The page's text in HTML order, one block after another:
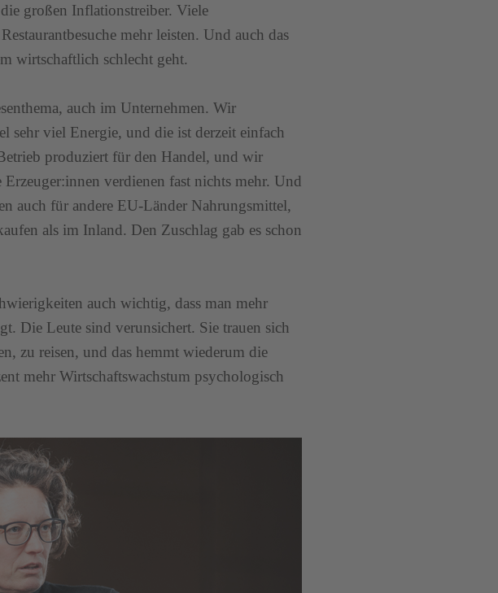
großen Inflationstreiber. Viele
mehr leisten. Und auch das
wirtschaftlich schlecht geht.
auch im Unternehmen. Wir
sehr viel Energie, und die ist derzeit einfach
produziert für den Handel, und wir
verdienen fast nichts mehr. Und
auch für andere EU-Länder Nahrungsmittel,
als im Inland. Den Zuschlag gab es schon
auch wichtig, dass man mehr
Die Leute sind verunsichert. Sie trauen sich
zu reisen, und das hemmt wiederum die
mehr Wirtschaftswachstum psychologisch